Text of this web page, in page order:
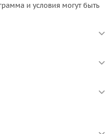
и условия могут быть